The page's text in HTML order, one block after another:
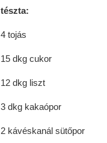
tészta:
4 tojás
15 dkg cukor
12 dkg liszt
3 dkg kakaópor
2 kávéskanál sütőpor